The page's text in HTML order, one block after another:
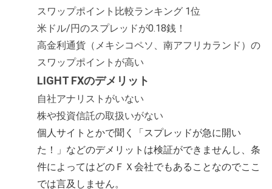
スワップポイント比較ランキング 1位
米ドル/円のスプレッドが0.18銭！
高金利通貨（メキシコペソ、南アフリカランド）の
スワップポイントが高い
LIGHT FXのデメリット
自社アナリストがいない
株や投資信託の取扱いがない
個人サイトとかで聞く「スプレッドが急に開い
た！」などのデメリットは検証ができませんし、条
件によってはどのＦＸ会社でもあることなのでここ
では言及しません。